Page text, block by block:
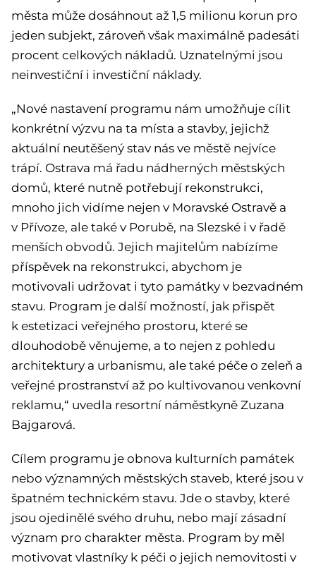
města může dosáhnout až 1,5 milionu korun pro
jeden subjekt, zároveň však maximálně padesáti
procent celkových nákladů. Uznatelnými jsou
neinvestiční i investiční náklady.
„Nové nastavení programu nám umožňuje cílit
konkrétní výzvu na ta místa a stavby, jejichž
aktuální neutěšený stav nás ve městě nejvíce
trápí. Ostrava má řadu nádherných městských
domů, které nutně potřebují rekonstrukci,
mnoho jich vidíme nejen v Moravské Ostravě a
v Přívoze, ale také v Porubě, na Slezské i v řadě
menších obvodů. Jejich majitelům nabízíme
příspěvek na rekonstrukci, abychom je
motivovali udržovat i tyto památky v bezvadném
stavu. Program je další možností, jak přispět
k estetizaci veřejného prostoru, které se
dlouhodobě věnujeme, a to nejen z pohledu
architektury a urbanismu, ale také péče o zeleň a
veřejné prostranství až po kultivovanou venkovní
reklamu,“ uvedla resortní náměstkyně Zuzana
Bajgarová.
Cílem programu je obnova kulturních památek
nebo významných městských staveb, které jsou v
špatném technickém stavu. Jde o stavby, které
jsou ojedinělé svého druhu, nebo mají zásadní
význam pro charakter města. Program by měl
motivovat vlastníky k péči o jejich nemovitosti v